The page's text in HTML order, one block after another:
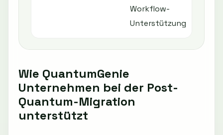
Workflow-
Unterstützung
Wie QuantumGenie
Unternehmen bei der Post-
Quantum-Migration
unterstützt